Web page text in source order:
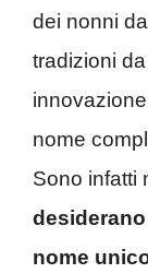
dei nonni
tradizioni
nome
Sono infatti
nome